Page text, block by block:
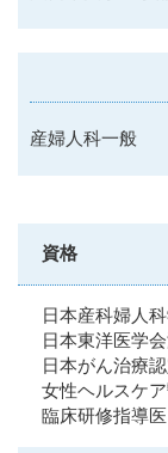
産婦人科一般
資格
日本産科婦人
日本東洋医学
日本がん治療
女性ヘルスケ
臨床研修指導医